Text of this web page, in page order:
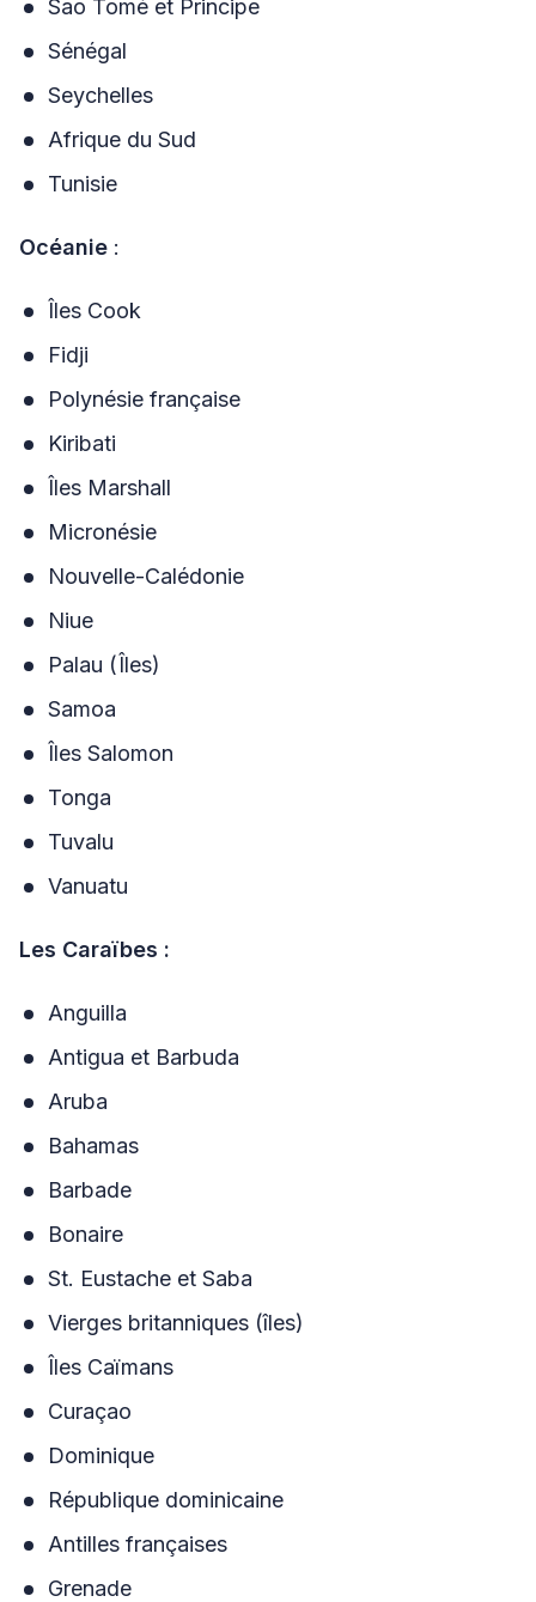
Sao Tomé et Principe
Sénégal
Seychelles
Afrique du Sud
Tunisie
Océanie :
Îles Cook
Fidji
Polynésie française
Kiribati
Îles Marshall
Micronésie
Nouvelle-Calédonie
Niue
Palau (Îles)
Samoa
Îles Salomon
Tonga
Tuvalu
Vanuatu
Les Caraïbes :
Anguilla
Antigua et Barbuda
Aruba
Bahamas
Barbade
Bonaire
St. Eustache et Saba
Vierges britanniques (îles)
Îles Caïmans
Curaçao
Dominique
République dominicaine
Antilles françaises
Grenade